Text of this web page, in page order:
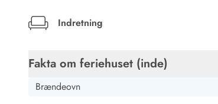
Gæsterne siger
Sponsorater - Esmark støtter
Lejebetingelser
Persondata- og cookiepolitik
Indretning
Fakta om feriehuset (inde)
Brændeovn